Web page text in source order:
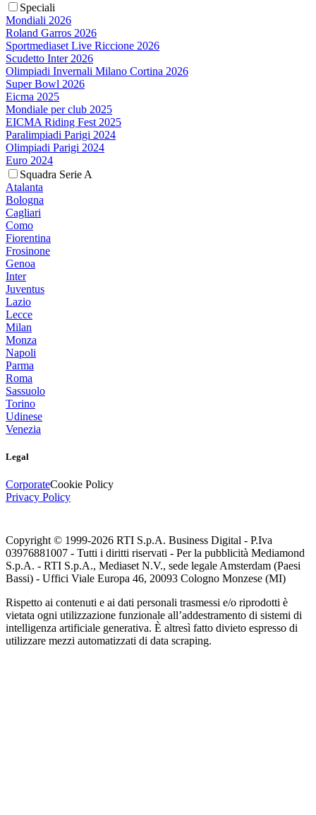
Speciali
Mondiali 2026
Roland Garros 2026
Sportmediaset Live Riccione 2026
Scudetto Inter 2026
Olimpiadi Invernali Milano Cortina 2026
Super Bowl 2026
Eicma 2025
Mondiale per club 2025
EICMA Riding Fest 2025
Paralimpiadi Parigi 2024
Olimpiadi Parigi 2024
Euro 2024
Squadra Serie A
Atalanta
Bologna
Cagliari
Como
Fiorentina
Frosinone
Genoa
Inter
Juventus
Lazio
Lecce
Milan
Monza
Napoli
Parma
Roma
Sassuolo
Torino
Udinese
Venezia
Legal
CorporateCookie Policy
Privacy Policy
Copyright © 1999-2026 RTI S.p.A. Business Digital - P.Iva
03976881007 - Tutti i diritti riservati - Per la pubblicità Mediamond
S.p.A. - RTI S.p.A., Mediaset N.V., sede legale Amsterdam (Paesi
Bassi) - Uffici Viale Europa 46, 20093 Cologno Monzese (MI)
Rispetto ai contenuti e ai dati personali trasmessi e/o riprodotti è
vietata ogni utilizzazione funzionale all’addestramento di sistemi di
intelligenza artificiale generativa. È altresì fatto divieto espresso di
utilizzare mezzi automatizzati di data scraping.